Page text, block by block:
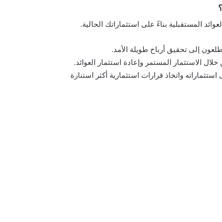
المستقبلية بناءً على استثماراتك الحالية.
إلى تحقيق أرباح طويلة الأمد.
الاستثمار المستمر وإعادة استثمار العوائد.
واتخاذ قرارات استثمارية أكثر استنارة